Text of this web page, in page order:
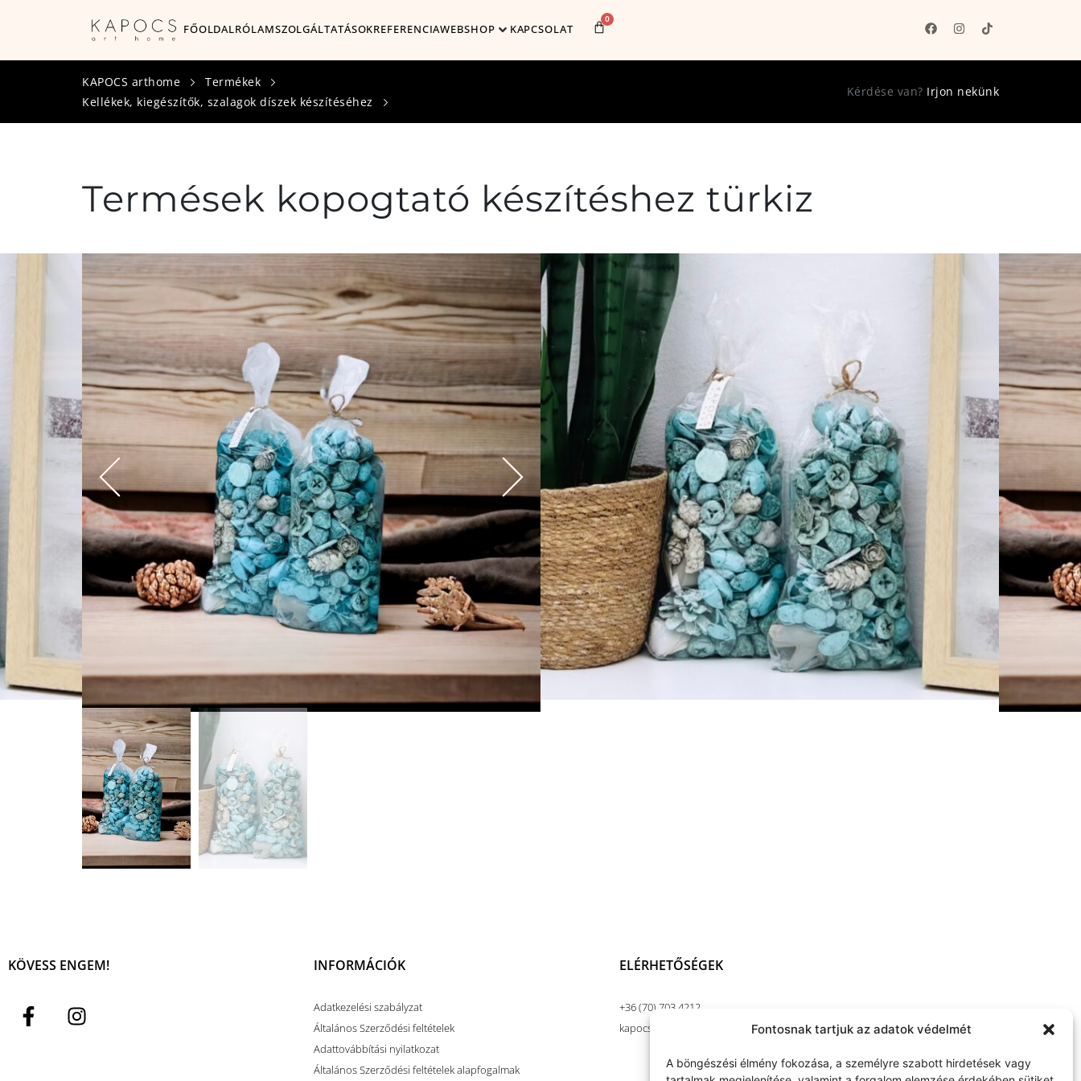
Fontosnak tartjuk az adatok védelmét
A böngészési élmény fokozása, a személyre szabott hirdetések vagy
FŐOLDALRÓLAMSZOLGÁLTATÁSOKREFERENCIAWEBSHOP KAPCSOLAT
0
KAPOCS arthome
Termékek
Kellékek, kiegészítők, szalagok díszek készítéséhez
Kérdése van? Irjon nekünk
Termések kopogtató készítéshez türkiz
Cikkszám:
Méret:
22
Szín:
Türkiz
Egységárazás:
zacskó
2,990 Ft
Elfogyott
EGYEDI DARABOK, ÁRNYALATBELI KÜLÖNBSÉGEK VANNAK
KÖVESS ENGEM! INFORMÁCIÓK
Adatkezelési szabályzat
Általános Szerződési feltételek
Adattovábbítási nyilatkozat
Általános Szerződési feltételek alapfogalmak
ELÉRHETŐSÉGEK
+36 (70) 703 4212
kapocsart@kapocsarthome.com